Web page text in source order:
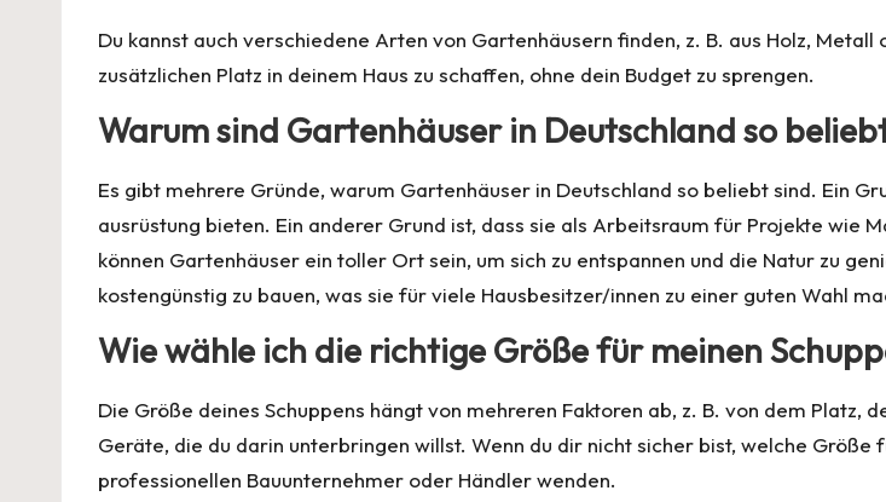
Du kannst auch verschiedene Arten von Gartenhäusern finden, z. B. aus Holz,
zusätzlichen Platz in deinem Haus zu schaffen, ohne dein Budget zu sprengen.
Warum sind Gartenhäuser in Deutschland so
Es gibt mehrere Gründe, warum Gartenhäuser in Deutschland so beliebt sind. Ein
ausrüstung bieten. Ein anderer Grund ist, dass sie als Arbeitsraum für Projekte wie
können Gartenhäuser ein toller Ort sein, um sich zu entspannen und die Natur zu
kostengünstig zu bauen, was sie für viele Hausbesitzer/innen zu einer guten Wahl
Wie wähle ich die richtige Größe für meinen
Die Größe deines Schuppens hängt von mehreren Faktoren ab, z. B. von dem
Geräte, die du darin unterbringen willst. Wenn du dir nicht sicher bist, welche
professionellen Bauunternehmer oder Händler wenden.